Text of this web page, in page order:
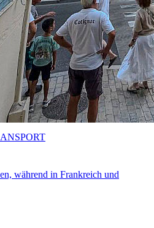
während in Frankreich und